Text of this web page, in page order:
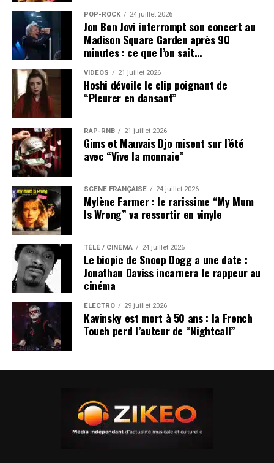
POP-ROCK 24 juillet 2026
Jon Bon Jovi interrompt son concert au
Madison Square Garden après 90
minutes : ce que l’on sait…
VIDEOS 21 juillet 2026
Hoshi dévoile le clip poignant de
“Pleurer en dansant”
RAP-RNB 21 juillet 2026
Gims et Mauvais Djo misent sur l’été
avec “Vive la monnaie”
SCÈNE FRANÇAISE 24 juillet 2026
Mylène Farmer : le rarissime “My Mum
Is Wrong” va ressortir en vinyle
TÉLÉ / CINÉMA 24 juillet 2026
Le biopic de Snoop Dogg a une date :
Jonathan Daviss incarnera le rappeur au
cinéma
ÉLECTRO 29 juillet 2026
Kavinsky est mort à 50 ans : la French
Touch perd l’auteur de “Nightcall”